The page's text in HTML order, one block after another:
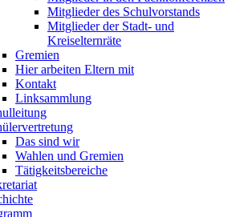
Mitglieder des Schulvorstands
Mitglieder der Stadt- und
Kreiselternräte
Gremien
Hier arbeiten Eltern mit
Kontakt
Linksammlung
Das sind wir
Wahlen und Gremien
Tätigkeitsbereiche